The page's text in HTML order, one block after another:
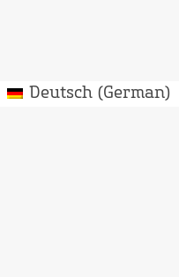
Deutsch(German)